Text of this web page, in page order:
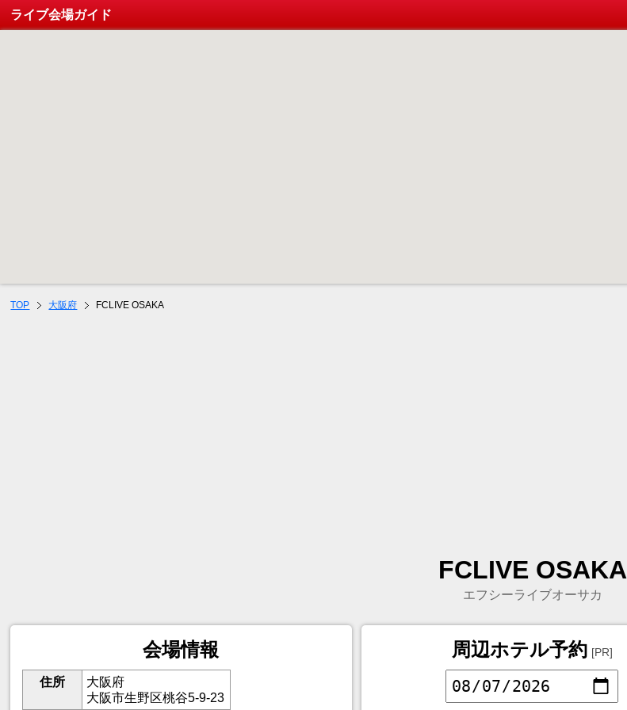
ライブ会場ガイド
TOP 大阪府 FCLIVE OSAKA
FCLIVE OSAKA
エフシーライブオーサカ
会場情報
住所
大阪府
大阪市生野区桃谷5-9-23
周辺ホテル予約 [PR]